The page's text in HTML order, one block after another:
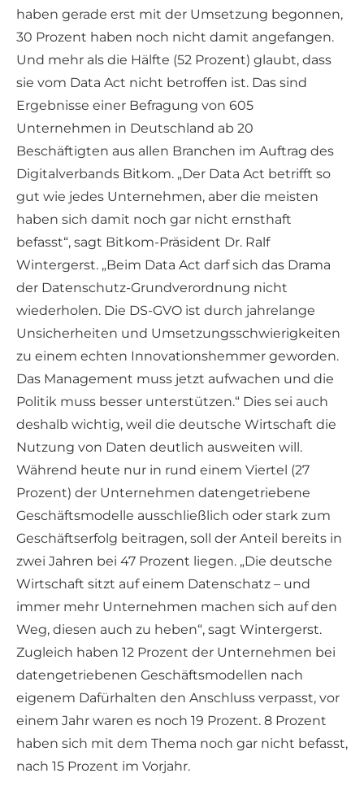
haben gerade erst mit der Umsetzung begonnen,
30 Prozent haben noch nicht damit angefangen.
Und mehr als die Hälfte (52 Prozent) glaubt, dass
sie vom Data Act nicht betroffen ist. Das sind
Ergebnisse einer Befragung von 605
Unternehmen in Deutschland ab 20
Beschäftigten aus allen Branchen im Auftrag des
Digitalverbands Bitkom. „Der Data Act betrifft so
gut wie jedes Unternehmen, aber die meisten
haben sich damit noch gar nicht ernsthaft
befasst“, sagt Bitkom-Präsident Dr. Ralf
Wintergerst. „Beim Data Act darf sich das Drama
der Datenschutz-Grundverordnung nicht
wiederholen. Die DS-GVO ist durch jahrelange
Unsicherheiten und Umsetzungsschwierigkeiten
zu einem echten Innovationshemmer geworden.
Das Management muss jetzt aufwachen und die
Politik muss besser unterstützen.“ Dies sei auch
deshalb wichtig, weil die deutsche Wirtschaft die
Nutzung von Daten deutlich ausweiten will.
Während heute nur in rund einem Viertel (27
Prozent) der Unternehmen datengetriebene
Geschäftsmodelle ausschließlich oder stark zum
Geschäftserfolg beitragen, soll der Anteil bereits in
zwei Jahren bei 47 Prozent liegen. „Die deutsche
Wirtschaft sitzt auf einem Datenschatz – und
immer mehr Unternehmen machen sich auf den
Weg, diesen auch zu heben“, sagt Wintergerst.
Zugleich haben 12 Prozent der Unternehmen bei
datengetriebenen Geschäftsmodellen nach
eigenem Dafürhalten den Anschluss verpasst, vor
einem Jahr waren es noch 19 Prozent. 8 Prozent
haben sich mit dem Thema noch gar nicht befasst,
nach 15 Prozent im Vorjahr.